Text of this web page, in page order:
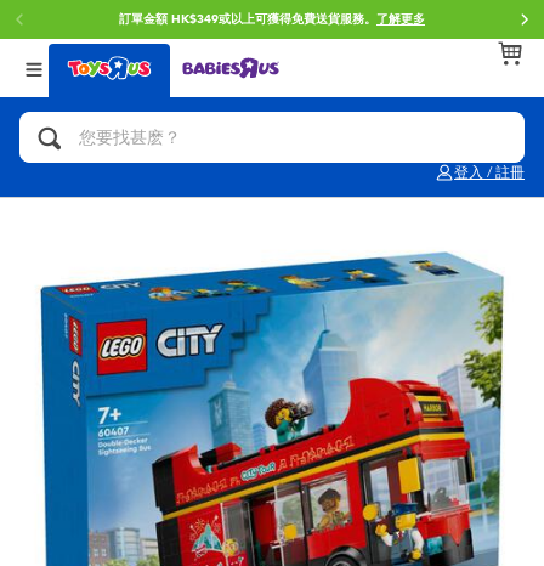
訂單金額 HK$349或以上可獲得免費送貨服務。 了解更多
登入 / 註冊
返回
分類目錄
人氣英雄,角色扮演,射擊玩具
拼砌組合及樂高LEGO
玩具車,貨車,火車及遙控系列
手工藝,文具,蠟筆,泥膠,畫板
娃娃, 芭比,收藏公仔
電子玩具
返回
品牌
Brunch Brother 早午餐兄弟
Spider-Man蜘蛛俠
Mini Brands
Play-Doh培樂多
Pokemon寶可夢
playpop
返回
年齢
0~2歳
5~7歳
8~11歳
12~14歳
14歳以上